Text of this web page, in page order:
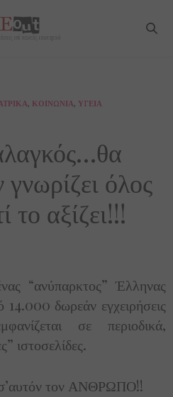
, ΚΟΙΝΩΝΊΑ, ΥΓΕΊΑ
όλος
το αξίζει!!!
“ανύπαρκτος” Έλληνας
14.000 δωρεάν εγχειρήσεις
σε περιοδικά,
ιστοσελίδες.
τον ΑΝΘΡΩΠΟ!!